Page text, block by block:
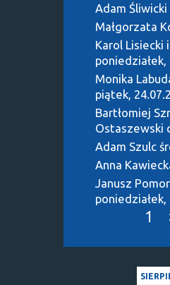
Adam Śliwicki
Małgorzata
Karol Lisiecki
poniedziałek,
Monika
piątek,
Bartłomiej
Ostaszewski
Adam Szulc
Anna
Janusz
poniedziałek,
1